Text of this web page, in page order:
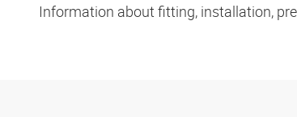
Information about fitting, installation,